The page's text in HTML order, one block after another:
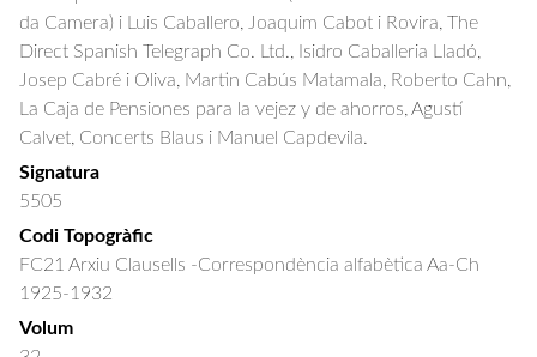
da Camera) i Luis Caballero, Joaquim Cabot i Rovira, The
Direct Spanish Telegraph Co. Ltd., Isidro Caballeria Lladó,
Josep Cabré i Oliva, Martin Cabús Matamala, Roberto Cahn,
La Caja de Pensiones para la vejez y de ahorros, Agustí
Calvet, Concerts Blaus i Manuel Capdevila.
Signatura
5505
Codi Topogràfic
FC21 Arxiu Clausells -Correspondència alfabètica Aa-Ch
1925-1932
Volum